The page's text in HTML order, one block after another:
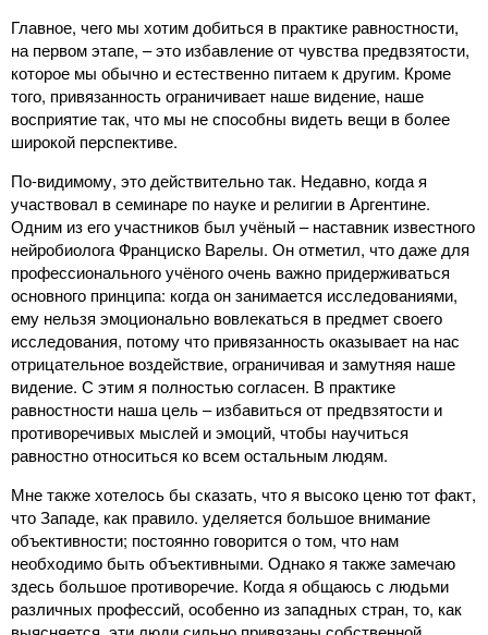
Главное, чего мы хотим добиться в практике равностности,
на первом этапе, – это избавление от чувства предвзятости,
которое мы обычно и естественно питаем к другим. Кроме
того, привязанность ограничивает наше видение, наше
восприятие так, что мы не способны видеть вещи в более
широкой перспективе.
По-видимому, это действительно так. Недавно, когда я
участвовал в семинаре по науке и религии в Аргентине.
Одним из его участников был учёный – наставник известного
нейробиолога Франциско Варелы. Он отметил, что даже для
профессионального учёного очень важно придерживаться
основного принципа: когда он занимается исследованиями,
ему нельзя эмоционально вовлекаться в предмет своего
исследования, потому что привязанность оказывает на нас
отрицательное воздействие, ограничивая и замутняя наше
видение. С этим я полностью согласен. В практике
равностности наша цель – избавиться от предвзятости и
противоречивых мыслей и эмоций, чтобы научиться
равностно относиться ко всем остальным людям.
Мне также хотелось бы сказать, что я высоко ценю тот факт,
что Западе, как правило. уделяется большое внимание
объективности; постоянно говорится о том, что нам
необходимо быть объективными. Однако я также замечаю
здесь большое противоречие. Когда я общаюсь с людьми
различных профессий, особенно из западных стран, то, как